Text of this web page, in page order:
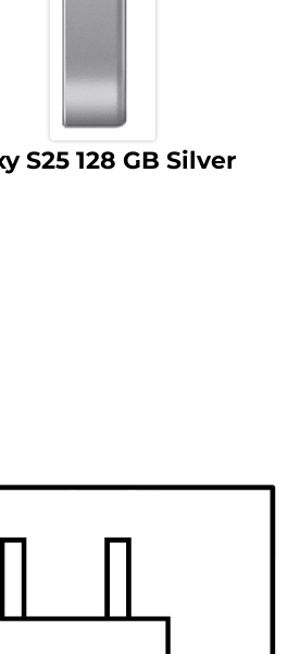
S25 128 GB Silver